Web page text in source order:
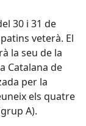
30 i 31 de
veterà. El
la seu de la
Catalana de
per la
els quatre
A).